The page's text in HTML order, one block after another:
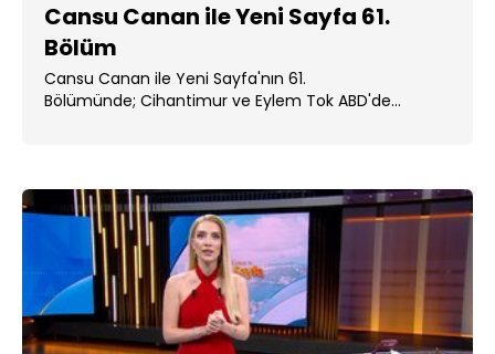
Cansu Canan ile Yeni Sayfa 61.
Bölüm
Cansu Canan ile Yeni Sayfa'nın 61.
Bölümünde; Cihantimur ve Eylem Tok ABD'de